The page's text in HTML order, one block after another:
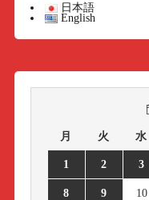
日本語
English
月 火 水
1 2 3
8 9 10